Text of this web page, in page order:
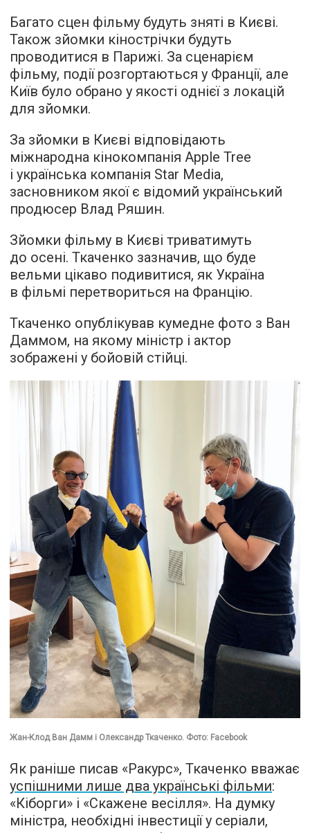
Багато сцен фільму будуть зняті в Києві.
Також зйомки кінострічки будуть
проводитися в Парижі. За сценарієм
фільму, події розгортаються у Франції, але
Київ було обрано у якості однієї з локацій
для зйомки.
За зйомки в Києві відповідають
міжнародна кінокомпанія Apple Tree
і українська компанія Star Media,
засновником якої є відомий український
продюсер Влад Ряшин.
Зйомки фільму в Києві триватимуть
до осені. Ткаченко зазначив, що буде
вельми цікаво подивитися, як Україна
в фільмі перетвориться на Францію.
Ткаченко опублікував кумедне фото з Ван
Даммом, на якому міністр і актор
зображені у бойовій стійці.
Жан-Клод Ван Дамм і Олександр Ткаченко. Фото: Facebook
Як раніше писав «Ракурс», Ткаченко вважає
успішними лише два українські фільми:
«Кіборги» і «Скажене весілля». На думку
міністра, необхідні інвестиції у серіали,